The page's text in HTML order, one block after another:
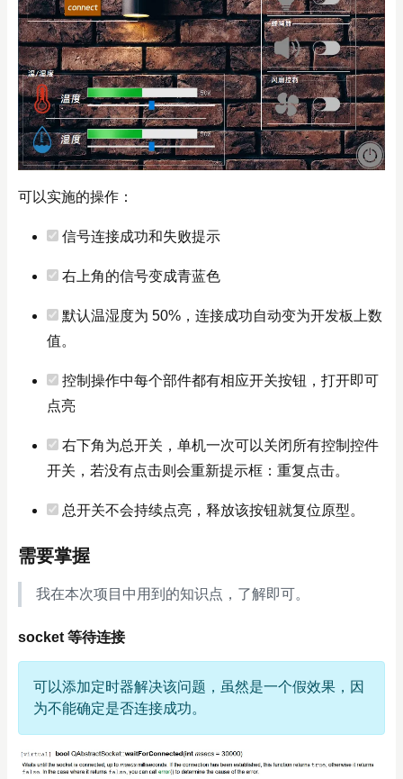
可以实施的操作：
信号连接成功和失败提示
右上角的信号变成青蓝色
默认温湿度为 50%，连接成功自动变为开发板上数
值。
控制操作中每个部件都有相应开关按钮，打开即可
点亮
右下角为总开关，单机一次可以关闭所有控制控件
开关，若没有点击则会重新提示框：重复点击。
总开关不会持续点亮，释放该按钮就复位原型。
需要掌握
我在本次项目中用到的知识点，了解即可。
socket 等待连接
可以添加定时器解决该问题，虽然是一个假效果，因
为不能确定是否连接成功。